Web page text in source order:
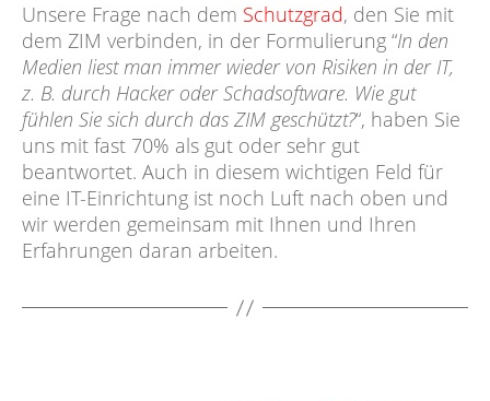
Unsere Frage nach dem Schutzgrad, den Sie mit
dem ZIM verbinden, in der Formulierung “In den
Medien liest man immer wieder von Risiken in der IT,
z. B. durch Hacker oder Schadsoftware. Wie gut
fühlen Sie sich durch das ZIM geschützt?“, haben Sie
uns mit fast 70% als gut oder sehr gut
beantwortet. Auch in diesem wichtigen Feld für
eine IT-Einrichtung ist noch Luft nach oben und
wir werden gemeinsam mit Ihnen und Ihren
Erfahrungen daran arbeiten.